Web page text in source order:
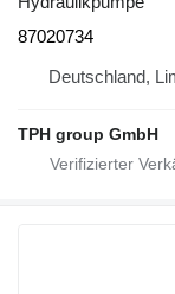
87020734
Deutschland,
TPH group GmbH